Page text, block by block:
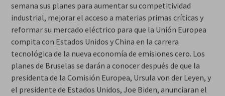
semana sus planes para aumentar su competitividad
industrial, mejorar el acceso a materias primas críticas y
reformar su mercado eléctrico para que la Unión Europea
compita con Estados Unidos y China en la carrera
tecnológica de la nueva economía de emisiones cero. Los
planes de Bruselas se darán a conocer después de que la
presidenta de la Comisión Europea, Ursula von der Leyen, y
el presidente de Estados Unidos, Joe Biden, anunciaran el